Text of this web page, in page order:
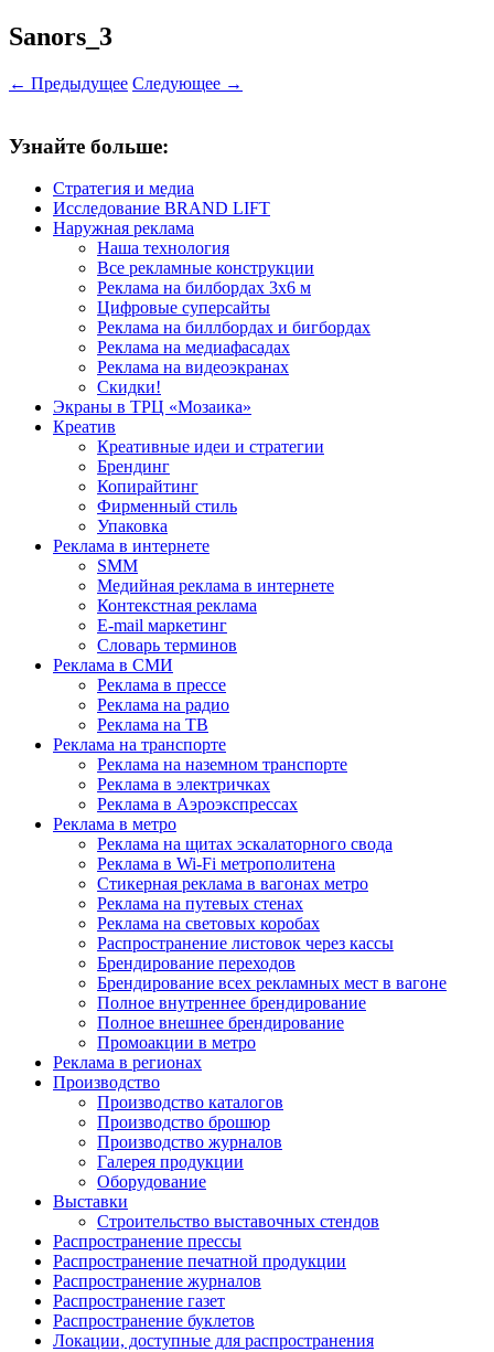
Sanors_3
← Предыдущее Следующее →
Узнайте больше:
Стратегия и медиа
Исследование BRAND LIFT
Наружная реклама
Наша технология
Все рекламные конструкции
Реклама на билбордах 3х6 м
Цифровые суперсайты
Реклама на биллбордах и бигбордах
Реклама на медиафасадах
Реклама на видеоэкранах
Скидки!
Экраны в ТРЦ «Мозаика»
Креатив
Креативные идеи и стратегии
Брендинг
Копирайтинг
Фирменный стиль
Упаковка
Реклама в интернете
SMM
Медийная реклама в интернете
Контекстная реклама
E-mail маркетинг
Словарь терминов
Реклама в СМИ
Реклама в прессе
Реклама на радио
Реклама на ТВ
Реклама на транспорте
Реклама на наземном транспорте
Реклама в электричках
Реклама в Аэроэкспрессах
Реклама в метро
Реклама на щитах эскалаторного свода
Реклама в Wi-Fi метрополитена
Стикерная реклама в вагонах метро
Реклама на путевых стенах
Реклама на световых коробах
Распространение листовок через кассы
Брендирование переходов
Брендирование всех рекламных мест в вагоне
Полное внутреннее брендирование
Полное внешнее брендирование
Промоакции в метро
Реклама в регионах
Производство
Производство каталогов
Производство брошюр
Производство журналов
Галерея продукции
Оборудование
Выставки
Строительство выставочных стендов
Распространение прессы
Распространение печатной продукции
Распространение журналов
Распространение газет
Распространение буклетов
Локации, доступные для распространения